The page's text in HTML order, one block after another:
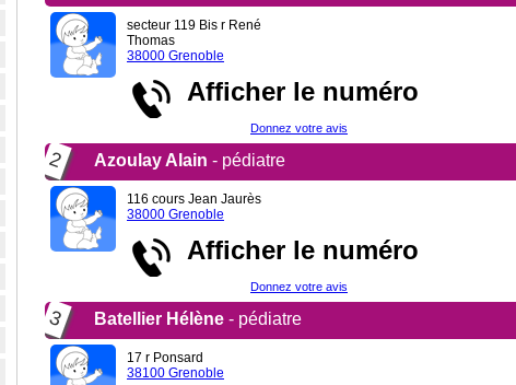
secteur 119 Bis r René
Thomas
38000 Grenoble
Afficher le numéro
Donnez votre avis
2 Azoulay Alain - pédiatre
116 cours Jean Jaurès
38000 Grenoble
Afficher le numéro
Donnez votre avis
3 Batellier Hélène - pédiatre
17 r Ponsard
38100 Grenoble